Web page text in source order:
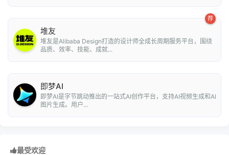
荐
堆友
堆友是Alibaba Design打造的设计师全成长周期服务平台，围绕
品质、效率、技能、成就...
即梦AI
即梦AI是字节跳动推出的一站式AI创作平台，支持AI视频生成和AI
图片生成。用户...
最受欢迎